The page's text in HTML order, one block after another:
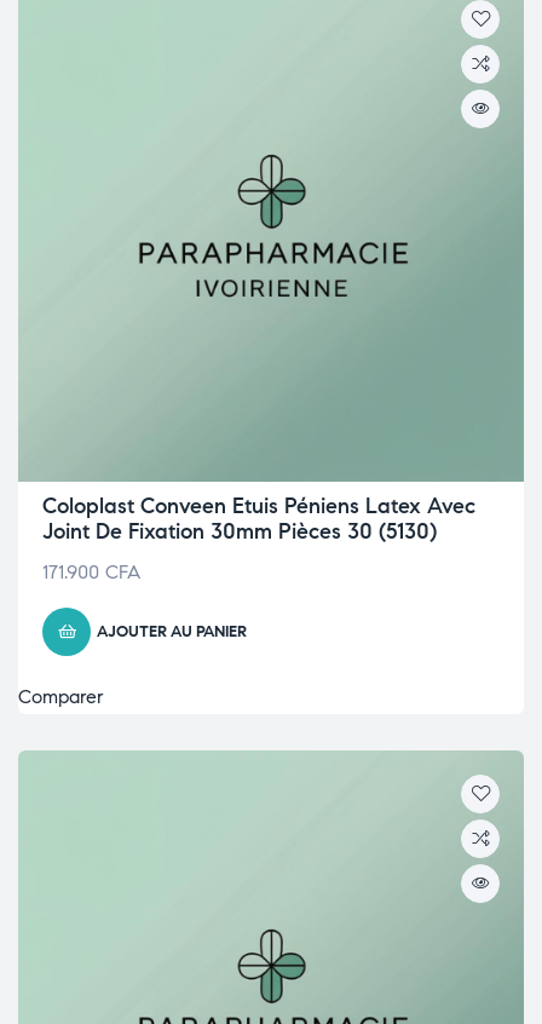
Coloplast Conveen Etuis Péniens Latex Avec
Joint De Fixation 30mm Pièces 30 (5130)
171.900 CFA
AJOUTER AU PANIER
Comparer